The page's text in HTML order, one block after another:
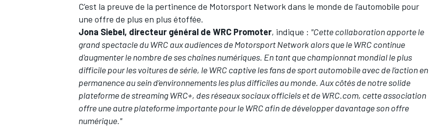
C’est la preuve de la pertinence de Motorsport Networkdans le monde de l’automobile pour
une offre de plus en plus étoffée.
Jona Siebel, directeur général de WRC Promoter, indique : "Cette collaboration apporte le
grand spectacle du WRC aux audiences deMotorsport Networkalors que le WRC continue
d'augmenter le nombre de ses chaînes numériques. En tant que championnat mondial le plus
difficile pour les voitures de série, le WRC captive les fans de sport automobile avec de l’action en
permanence au sein d’environnements les plus difficiles au monde. Aux côtés de notre solide
plateforme de streaming WRC+, des réseaux sociaux officiels et de WRC.com, cette association
offre une autre plateforme importante pour le WRC afin de développer davantage son offre
numérique."